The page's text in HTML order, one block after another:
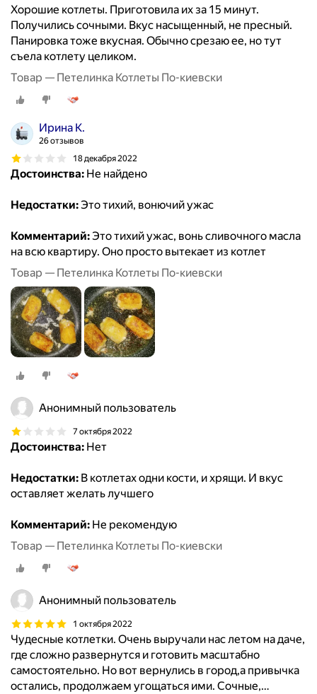
Хорошие котлеты. Приготовила их за 15 минут.
Получились сочными. Вкус насыщенный, не пресный.
Панировка тоже вкусная. Обычно срезаю ее, но тут
съела котлету целиком.
Товар — Петелинка Котлеты По-киевски
Ирина К.
26 отзывов
18 декабря 2022
Достоинства: Не найдено
Недостатки:Это тихий, вонючий ужас
Комментарий:Это тихий ужас, вонь сливочного масла
на всю квартиру. Оно просто вытекает из котлет
Товар — Петелинка Котлеты По-киевски
Анонимный пользователь
7 октября 2022
Достоинства: Нет
Недостатки: В котлетах одни кости, и хрящи. И вкус
оставляет желать лучшего
Комментарий: Не рекомендую
Товар — Петелинка Котлеты По-киевски
Анонимный пользователь
1 октября 2022
Чудесные котлетки. Очень выручали нас летом на даче,
где сложно развернутся и готовить масштабно
самостоятельно. Но вот вернулись в город,а привычка
остались, продолжаем угощаться ими. Сочные,…